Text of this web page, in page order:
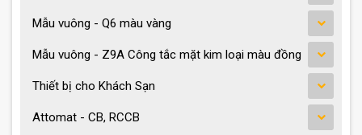
Mẫu vuông - Q6 màu vàng
Mẫu vuông - Z9A Công tắc mặt kim loại màu đồng
Thiết bị cho Khách Sạn
Attomat - CB, RCCB